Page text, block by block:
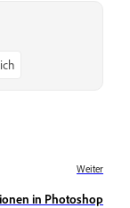
Weiter
in Photoshop